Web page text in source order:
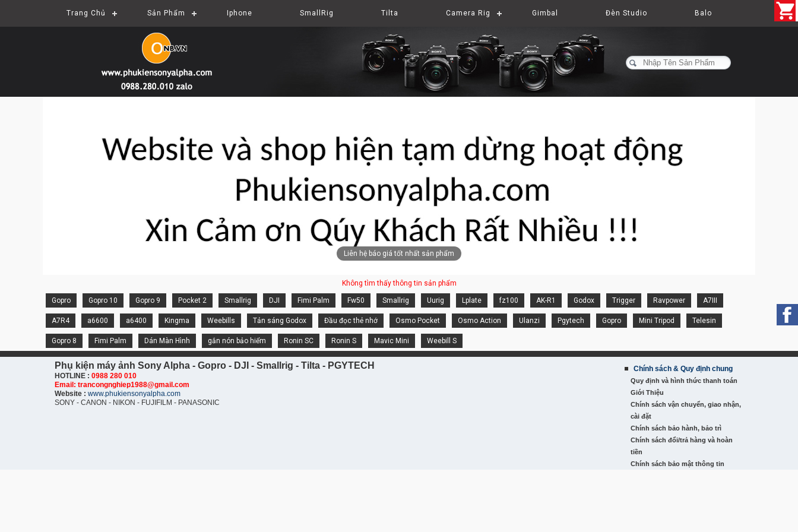
Trang Chủ Sản Phẩm Iphone SmallRig Tilta Camera Rig Gimbal Đèn Studio Balo
Liên hệ báo giá tốt nhất sản phẩm
Không tìm thấy thông tin sản phẩm
Gopro Gopro 10 Gopro 9 Pocket 2 Smallrig DJI Fimi Palm Fw50 Smallrig Uurig Lplate fz100 AK-R1 Godox Trigger Ravpower A7III
A7R4 a6600 a6400 Kingma Weebills Tản sáng Godox Đầu đọc thẻ nhớ Osmo Pocket Osmo Action Ulanzi Pgytech Gopro Mini Tripod Telesin
Gopro 8 Fimi Palm Dán Màn Hình gắn nón bảo hiểm Ronin SC Ronin S Mavic Mini Weebill S
Phụ kiện máy ảnh Sony Alpha - Gopro - DJI - Smallrig - Tilta - PGYTECH
HOTLINE : 0988 280 010
Email: trancongnghiep1988@gmail.com
Website : www.phukiensonyalpha.com
SONY - CANON - NIKON - FUJIFILM - PANASONIC
Chính sách & Quy định chung
Quy định và hình thức thanh toán
Giới Thiệu
Chính sách vận chuyển, giao nhận,
cài đặt
Chính sách bảo hành, bảo trì
Chính sách đổi/trả hàng và hoàn
tiền
Chính sách bảo mật thông tin